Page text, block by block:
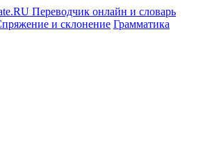
и склонение Грамматика